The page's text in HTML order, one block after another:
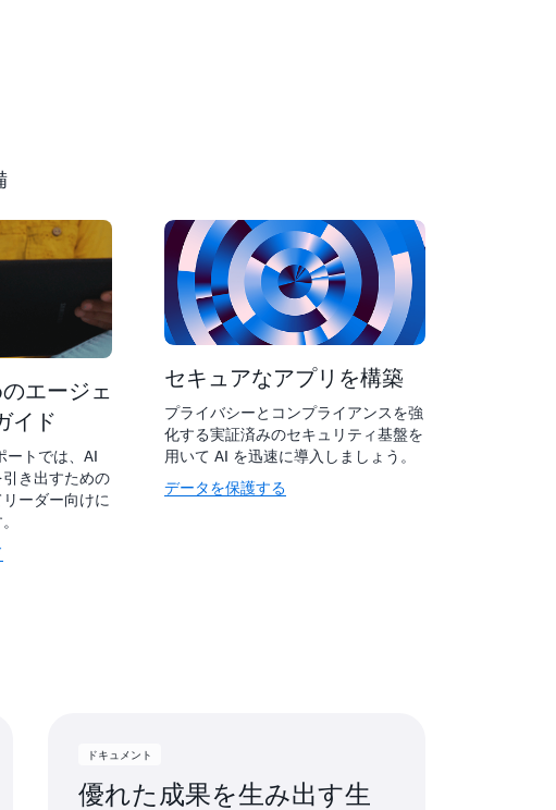
エージェ
イド
ートでは、AI
き出すための
ーダー向けに
セキュアなアプリを構築
プライバシーとコンプライアンスを強
化する実証済みのセキュリティ基盤を
用いて AI を迅速に導入しましょう。
データを保護する
ドキュメント
優れた成果を生み出す生